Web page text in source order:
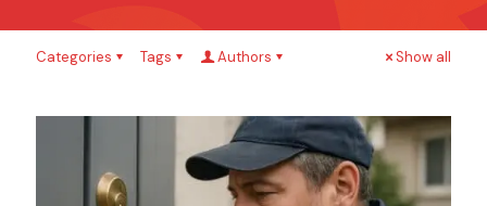
Categories Tags Authors Show all